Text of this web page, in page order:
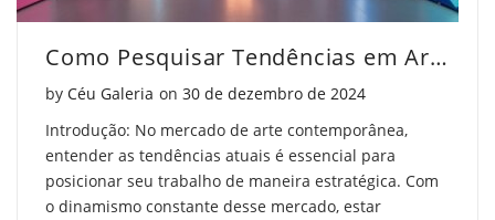
Twitter
Como Pesquisar Tendências em Arte Contemporânea
by Céu Galeria on Posted on
30 de dezembro de 2024
Introdução: No mercado de arte contemporânea,
entender as tendências atuais é essencial para
posicionar seu trabalho de maneira estratégica. Com
o dinamismo constante desse mercado, estar